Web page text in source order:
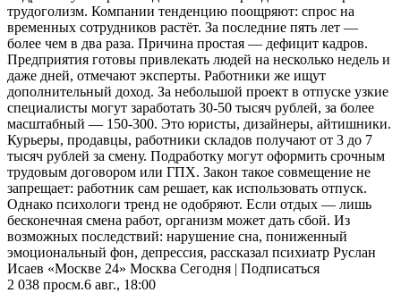
трудоголизм. Компании тенденцию поощряют: спрос на
временных сотрудников растёт. За последние пять лет —
более чем в два раза. Причина простая — дефицит кадров.
Предприятия готовы привлекать людей на несколько недель и
даже дней, отмечают эксперты. Работники же ищут
дополнительный доход. За небольшой проект в отпуске узкие
специалисты могут заработать 30-50 тысяч рублей, за более
масштабный — 150-300. Это юристы, дизайнеры, айтишники.
Курьеры, продавцы, работники складов получают от 3 до 7
тысяч рублей за смену. Подработку могут оформить срочным
трудовым договором или ГПХ. Закон такое совмещение не
запрещает: работник сам решает, как использовать отпуск.
Однако психологи тренд не одобряют. Если отдых — лишь
бесконечная смена работ, организм может дать сбой. Из
возможных последствий: нарушение сна, пониженный
эмоциональный фон, депрессия, рассказал психиатр Руслан
Исаев «Москве 24» Москва Сегодня | Подписаться
2 038 просм.6 авг., 18:00